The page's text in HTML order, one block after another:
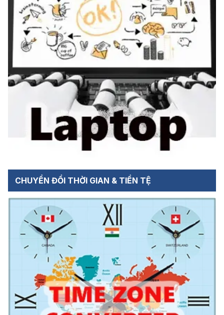
CHUYỂN ĐỔI THỜI GIAN & TIỀN TỆ